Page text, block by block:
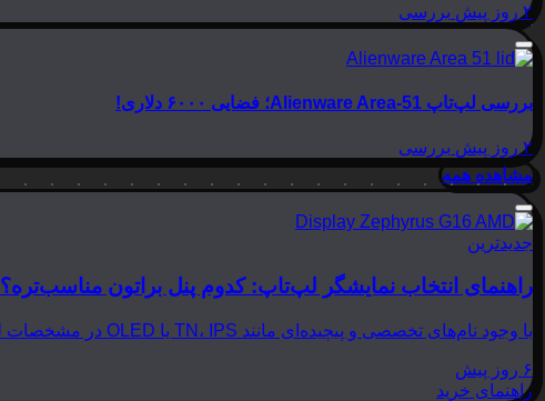
۲ روز پیش بررسی
بررسی لپ‌تاپ Alienware Area-51؛ فضایی ۶۰۰۰ دلاری!
۲ روز پیش
بررسی
مشاهده همه
جدیدترین
راهنمای انتخاب نمایشگر لپ‌تاپ: کدوم پنل براتون مناسب‌تره؟
با وجود نام‌های تخصصی و پیچیده‌ای مانند TN، IPS یا OLED در مشخصات لپ‌تاپ‌ها، انتخاب نمایشگر مناسب می‌تواند بسیار گیج‌کننده باشد. در این مقاله از بینوشا، قصد داریم به زبانی…
۶ روز پیش
راهنمای خرید